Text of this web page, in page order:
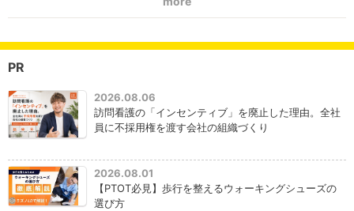
PR
2026.08.06
訪問看護の「インセンティブ」を廃止した理由。全社
員に不採用権を渡す会社の組織づくり
2026.08.01
【PTOT必見】歩行を整えるウォーキングシューズの
選び方